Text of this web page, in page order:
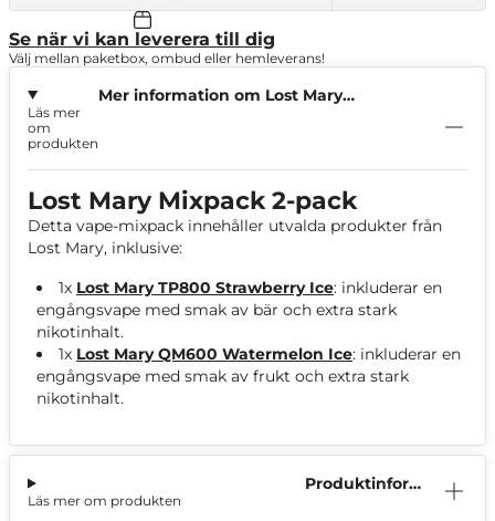
Se när vi kan leverera till dig
Välj mellan paketbox, ombud eller hemleverans!
Mer information om Lost Mary
Läs mer
om
produkten
Lost Mary Mixpack 2-pack
Detta vape-mixpack innehåller utvalda produkter från
Lost Mary, inklusive:
1x Lost Mary TP800 Strawberry Ice: inkluderar en
engångsvape med smak av bär och extra stark
nikotinhalt.
1x Lost Mary QM600 Watermelon Ice: inkluderar en
engångsvape med smak av frukt och extra stark
nikotinhalt.
Produktinform
Läs mer om produkten